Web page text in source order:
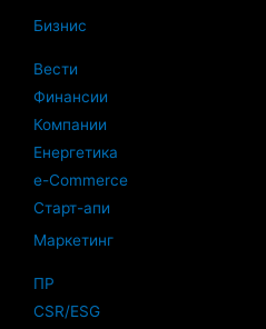
Бизнис
Вести
Финансии
Компании
Енергетика
e-Commerce
Старт-апи
Маркетинг
ПР
CSR/ESG